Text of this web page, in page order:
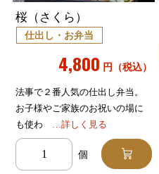
桜（さくら）
仕出し・お弁当
4,800 円（税込）
法事で２番人気の仕出し弁当。
お子様やご家族のお祝いの場に
も使わ …詳しく見る